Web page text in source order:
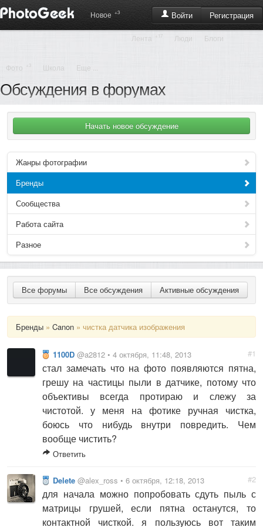
Войти Регистрация
Новое +3
Лента +17 Люди Блоги
Фото Школа Еще ...
Обсуждения в форумах
Жанры фотографии
Бренды
Сообщества
Работа сайта
Разное
Все форумы Все обсуждения Активные обсуждения
Бренды » Canon » чистка датчика изображения
1100D @a2812 • 4 октября, 11:48, 2013 #1
стал замечать что на фото появляются пятна,
грешу на частицы пыли в датчике, потому что
объективы всегда протираю и слежу за
чистотой. у меня на фотике ручная чистка,
боюсь что нибудь внутри повредить. Чем
вообще чистить?
Ответить
Delete @alex_ross • 6 октября, 12:18, 2013 #2
для начала можно попробовать сдуть пыль с
матрицы грушей, если пятна останутся, то
контактной чисткой. я пользуюсь вот таким